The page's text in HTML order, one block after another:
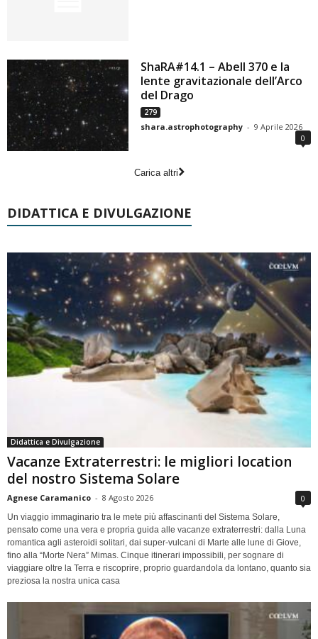
ShaRA#14.1 – Abell 370 e la
lente gravitazionale dell’Arco
del Drago
279
shara.astrophotography - 9 Aprile 2026
0
Carica altri
DIDATTICA E DIVULGAZIONE
Didattica e Divulgazione
Vacanze Extraterrestri: le migliori location
del nostro Sistema Solare
Agnese Caramanico - 8 Agosto 2026 0
Un viaggio immaginario tra le mete più affascinanti del Sistema Solare,
pensato come una vera e propria guida alle vacanze extraterrestri: dalla Luna
romantica agli asteroidi solitari, dai super-vulcani di Marte alle lune di Giove,
fino alla “Morte Nera” Mimas. Cinque itinerari impossibili, per sognare di
viaggiare oltre la Terra e riscoprire, proprio guardandola da lontano, quanto sia
preziosa la nostra unica casa